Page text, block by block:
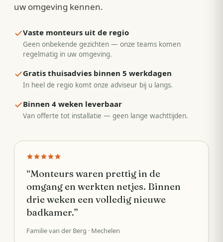
uw omgeving kennen.
Vaste monteurs uit de regio
Geen onbekende gezichten — onze teams komen
regelmatig in uw omgeving.
Gratis thuisadvies binnen 5 werkdagen
In heel de regio komt onze adviseur bij u langs.
Binnen 4 weken leverbaar
Van offerte tot installatie — geen lange wachttijden.
“Monteurs waren prettig in de
omgang en werkten netjes. Binnen
drie weken een volledig nieuwe
badkamer.”
Familie van der Berg · Mechelen